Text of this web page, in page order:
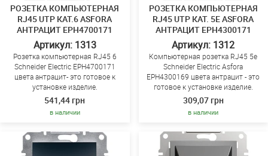
РОЗЕТКА КОМПЬЮТЕРНАЯ
RJ45 UTP КАТ.6 ASFORA
АНТРАЦИТ EPH4700171
Артикул: 1313
Розетка компьютерная RJ45 6
Schneider Electric EPH4700171
цвета антрацит- это готовое к
установке изделие.
541,44 грн
в наличии
РОЗЕТКА КОМПЬЮТЕРНАЯ
RJ45 UTP КАТ. 5Е ASFORA
АНТРАЦИТ EPH4300171
Артикул: 1312
Компьютерная розетка RJ45 5e
Schneider Electric Asfora
EPH4300169 цвета антрацит - это
готовое к установке изделие.
309,07 грн
в наличии